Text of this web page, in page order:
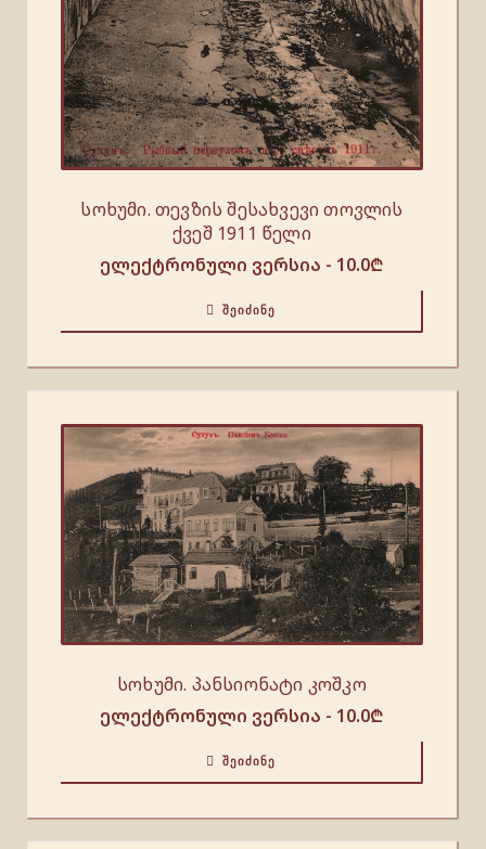
სოხუმი. თევზის შესახვევი თოვლის
ქვეშ 1911 წელი
ელექტრონული ვერსია - 10.0₾
ᲨᲔᲘᲫᲘᲜᲔ
სოხუმი. პანსიონატი კოშკო
ელექტრონული ვერსია - 10.0₾
ᲨᲔᲘᲫᲘᲜᲔ